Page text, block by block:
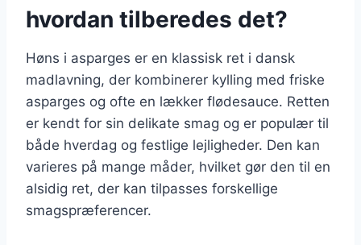
hvordan tilberedes det?
Høns i asparges er en klassisk ret i dansk
madlavning, der kombinerer kylling med friske
asparges og ofte en lækker flødesauce. Retten
er kendt for sin delikate smag og er populær til
både hverdag og festlige lejligheder. Den kan
varieres på mange måder, hvilket gør den til en
alsidig ret, der kan tilpasses forskellige
smagspræferencer.